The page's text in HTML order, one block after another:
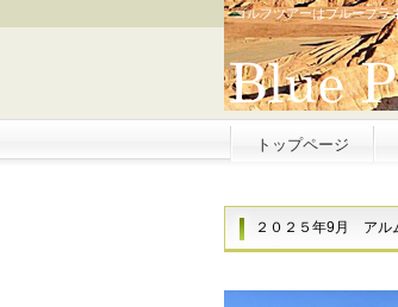
ゴルフツアーはブループラ
２０２５年9月 アル
トップページ